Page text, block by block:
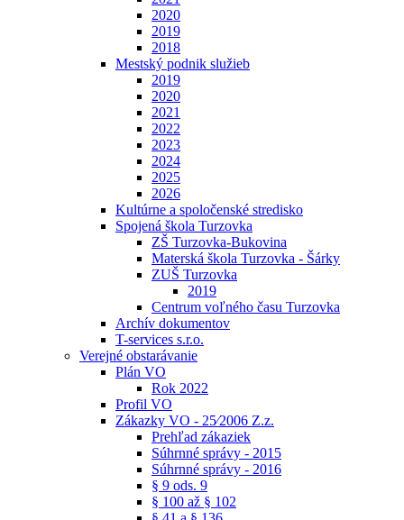
2020
2019
2018
Mestský podnik služieb
2019
2020
2021
2022
2023
2024
2025
2026
Kultúrne a spoločenské stredisko
Spojená škola Turzovka
ZŠ Turzovka-Bukovina
Materská škola Turzovka - Šárky
ZUŠ Turzovka
2019
Centrum voľného času Turzovka
Archív dokumentov
T-services s.r.o.
Verejné obstarávanie
Plán VO
Rok 2022
Profil VO
Zákazky VO - 25⁄2006 Z.z.
Prehľad zákaziek
Súhrnné správy - 2015
Súhrnné správy - 2016
§ 9 ods. 9
§ 100 až § 102